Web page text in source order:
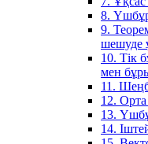
8.
9.
шешуде
10. Тік
мен
11.
12.
13.
14.